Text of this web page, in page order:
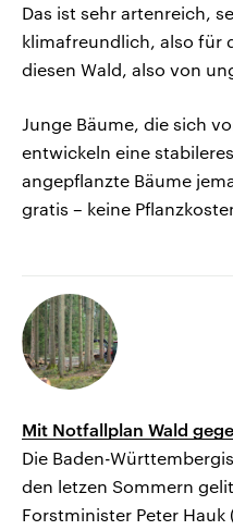
Das ist sehr artenreich,
klimafreundlich, also für
diesen Wald, also von
Junge Bäume, die sich
entwickeln eine
angepflanzte Bäume
gratis – keine
Mit Notfallplan Wald
Die Baden-
den letzen Sommern
Forstminister Peter Hauk